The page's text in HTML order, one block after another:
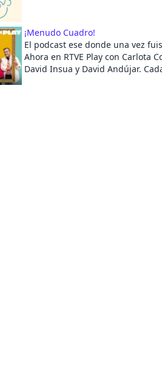
¡Menudo Cuadro!
El podcast ese donde una vez
Ahora en RTVE Play con Carlota
David Insua y David Andújar. Cada viernes,